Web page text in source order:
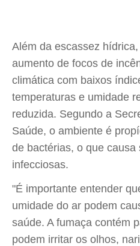
Além da escassez
aumento de focos de
climática com baixos
temperaturas e umidade
reduzida. Segundo a
Saúde, o ambiente é
de bactérias, o que causa
infecciosas.
"É importante entender
umidade do ar podem
saúde. A fumaça contém
podem irritar os olhos,